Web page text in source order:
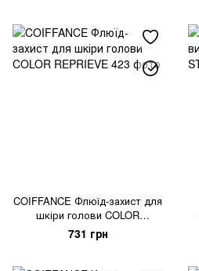
COIFFANCE Флюїд-захист для
шкіри голови COLOR
REPRIEVE
731 грн